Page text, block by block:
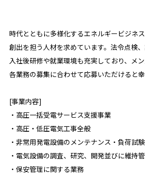
時代とともに多様化するエネルギービジネ
創出を担う人材を求めています。法令点検
入社後研修や就業環境も充実しており、メ
各業務の募集に合わせて応募いただけると幸
[事業内容]
・高圧一括受電サービス支援事業
・高圧・低圧電気工事全般
・非常用発電設備のメンテナンス・負荷試験
・電気設備の調査、研究、開発並びに維持
・保安管理に関する業務